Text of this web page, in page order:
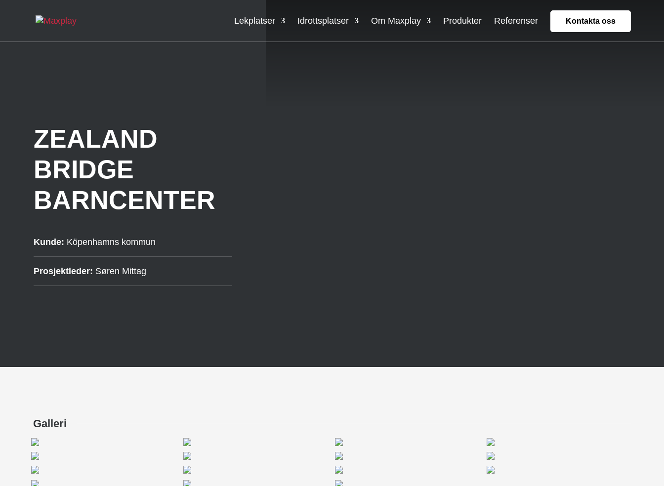
Lekplatser Idrottsplatser Om Maxplay Produkter Referenser Kontakta oss
ZEALAND
BRIDGE
BARNCENTER
Kunde: Köpenhamns kommun
Prosjektleder: Søren Mittag
Galleri